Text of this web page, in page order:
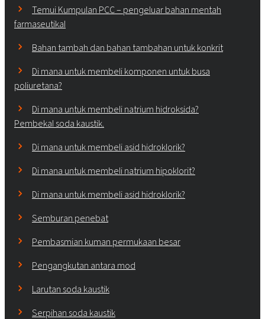
Temui Kumpulan PCC – pengeluar bahan mentah
farmaseutikal
Bahan tambah dan bahan tambahan untuk konkrit
Di mana untuk membeli komponen untuk busa
poliuretana?
Di mana untuk membeli natrium hidroksida?
Pembekal soda kaustik.
Di mana untuk membeli asid hidroklorik?
Di mana untuk membeli natrium hipoklorit?
Di mana untuk membeli asid hidroklorik?
Semburan penebat
Pembasmian kuman permukaan besar
Pengangkutan antara mod
Larutan soda kaustik
Serpihan soda kaustik